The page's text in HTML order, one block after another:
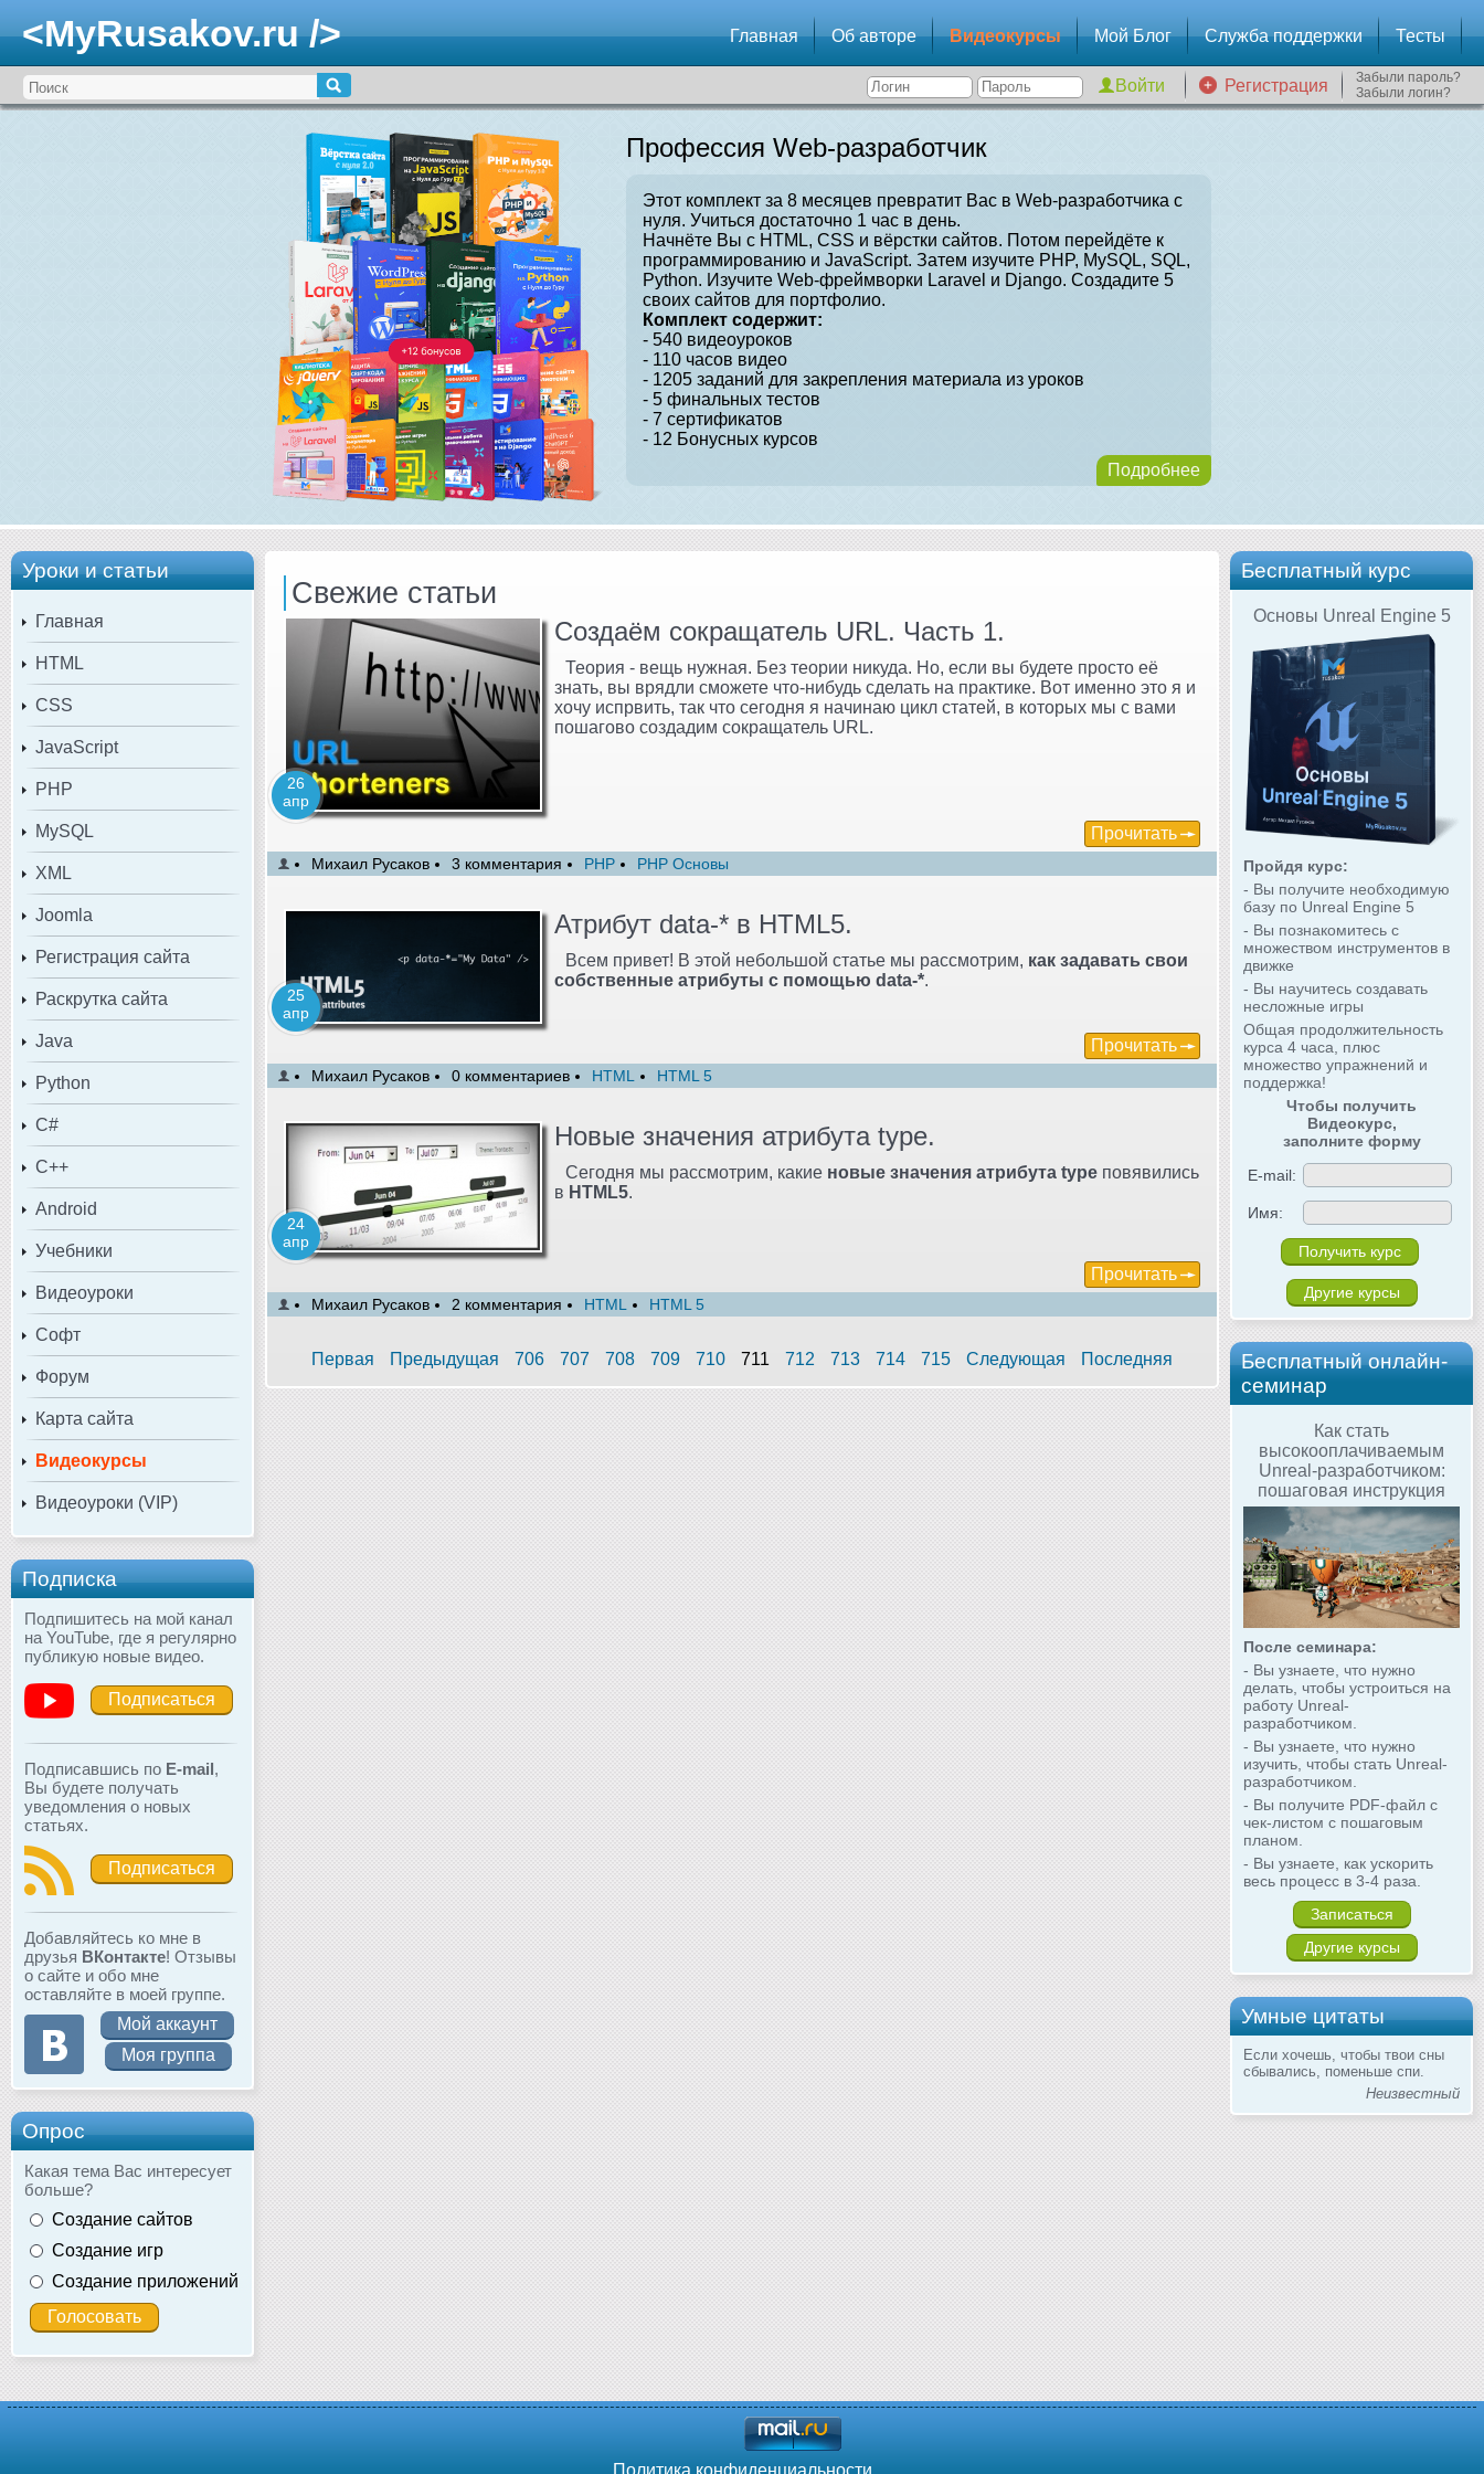
<MyRusakov.ru /> Главная Об авторе Видеокурсы Мой Блог Служба поддержки Тесты
Регистрация
Забыли пароль?
Забыли логин?
Профессия Web-разработчик
Этот комплект за 8 месяцев превратит Вас в Web-разработчика с
нуля. Учиться достаточно 1 час в день.
Начнёте Вы с HTML, CSS и вёрстки сайтов. Потом перейдёте к
программированию и JavaScript. Затем изучите PHP, MySQL, SQL,
Python. Изучите Web-фреймворки Laravel и Django. Создадите 5
своих сайтов для портфолио.
Комплект содержит:
- 540 видеоуроков
- 110 часов видео
- 1205 заданий для закрепления материала из уроков
- 5 финальных тестов
- 7 сертификатов
- 12 Бонусных курсов
Подробнее
Уроки и статьи
Главная
HTML
CSS
JavaScript
PHP
MySQL
XML
Joomla
Регистрация сайта
Раскрутка сайта
Java
Python
C#
C++
Android
Учебники
Видеоуроки
Софт
Форум
Карта сайта
Видеокурсы
Видеоуроки (VIP)
Подписка
Подпишитесь на мой канал
на YouTube, где я регулярно
публикую новые видео.
Подписаться
Подписавшись по E-mail,
Вы будете получать
уведомления о новых
статьях.
Подписаться
Добавляйтесь ко мне в
друзья ВКонтакте! Отзывы
о сайте и обо мне
оставляйте в моей группе.
Мой аккаунт
Моя группа
Опрос
Какая тема Вас интересует
больше?
Создание сайтов
Создание игр
Создание приложений
Бесплатный курс
Основы Unreal Engine 5
Пройдя курс:
- Вы получите необходимую
базу по Unreal Engine 5
- Вы познакомитесь с
множеством инструментов в
движке
- Вы научитесь создавать
несложные игры
Общая продолжительность
курса 4 часа, плюс
множество упражнений и
поддержка!
Чтобы получить
Видеокурс,
заполните форму
E-mail:
Имя:
Другие курсы
Бесплатный онлайн-
семинар
Как стать
высокооплачиваемым
Unreal-разработчиком:
пошаговая инструкция
После семинара:
- Вы узнаете, что нужно
делать, чтобы устроиться на
работу Unreal-
разработчиком.
- Вы узнаете, что нужно
изучить, чтобы стать Unreal-
разработчиком.
- Вы получите PDF-файл с
чек-листом с пошаговым
планом.
- Вы узнаете, как ускорить
весь процесс в 3-4 раза.
Записаться
Другие курсы
Умные цитаты
Если хочешь, чтобы твои сны
сбывались, поменьше спи.
Неизвестный
Свежие статьи
26
апр
Создаём сокращатель URL. Часть 1.
Теория - вещь нужная. Без теории никуда. Но, если вы будете просто её
знать, вы врядли сможете что-нибудь сделать на практике. Вот именно это я и
хочу испрвить, так что сегодня я начинаю цикл статей, в которых мы с вами
пошагово создадим сокращатель URL.
Прочитать
Михаил Русаков 3 комментария PHP PHP Основы
25
апр
Атрибут data-* в HTML5.
Всем привет! В этой небольшой статье мы рассмотрим, как задавать свои
собственные атрибуты с помощью data-*.
Прочитать
Михаил Русаков 0 комментариев HTML HTML 5
24
апр
Новые значения атрибута type.
Сегодня мы рассмотрим, какие новые значения атрибута type повявились
в HTML5.
Прочитать
Михаил Русаков 2 комментария HTML HTML 5
Первая Предыдущая 706 707 708 709 710 711 712 713 714 715 Следующая Последняя
Политика конфиденциальности